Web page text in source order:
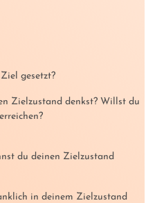
gesetzt?
Zielzustand denkst? Willst du
du deinen Zielzustand
in deinem Zielzustand